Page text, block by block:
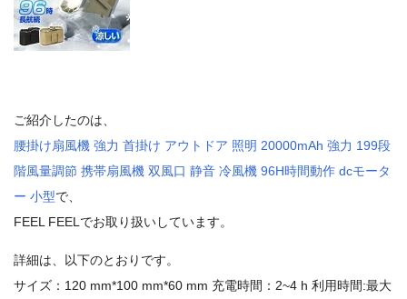
ご紹介したのは、
腰掛け扇風機 強力 首掛け アウトドア 照明 20000mAh 強力 199段
階風量調節 携帯扇風機 双風口 静音 冷風機 96H時間動作 dcモータ
ー 小型で、
FEEL FEELでお取り扱いしています。
詳細は、以下のとおりです。
サイズ：120 mm*100 mm*60 mm 充電時間：2~4 h 利用時間:最大